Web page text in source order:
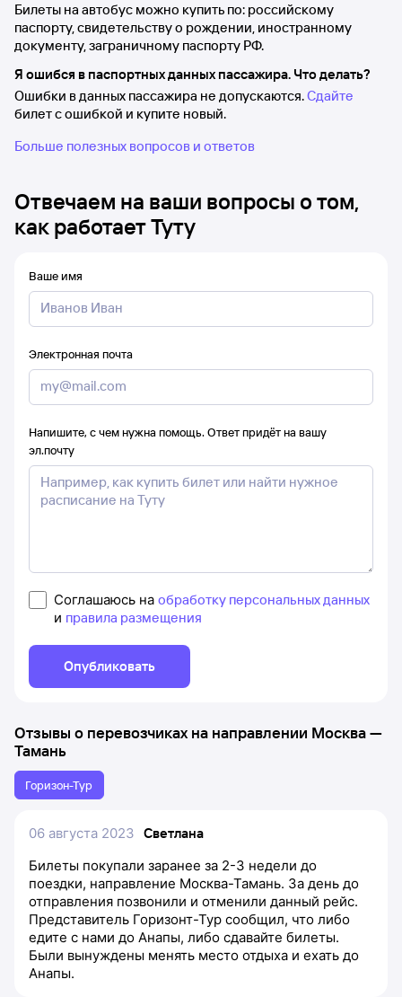
Билеты на автобус можно купить по: российскому
паспорту, свидетельству о рождении, иностранному
документу, заграничному паспорту РФ.
Я ошибся в паспортных данных пассажира. Что делать?
Ошибки в данных пассажира не допускаются.Сдайте
билет с ошибкой и купите новый.
Больше полезных вопросов и ответов
Отвечаем на ваши вопросы о том,
как работает Туту
Ваше имя
Электронная почта
Напишите, с чем нужна помощь. Ответ придёт на вашу
эл.почту
Соглашаюсь на обработку персональных данных
и правила размещения
Опубликовать
Отзывы о перевозчиках на направлении Москва—
Тамань
Горизон-Тур
06 августа 2023 Светлана
Билеты покупали заранее за 2-3 недели до
поездки, направление Москва-Тамань. За день до
отправления позвонили и отменили данный рейс.
Представитель Горизонт-Тур сообщил, что либо
едите с нами до Анапы, либо сдавайте билеты.
Были вынуждены менять место отдыха и ехать до
Анапы.